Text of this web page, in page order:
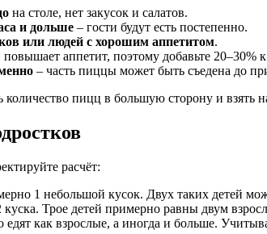
на столе, нет закусок и салатов.
и дольше – гости будут есть постепенно.
или людей с хорошим аппетитом.
повышает аппетит, поэтому добавьте 20–30% к
– часть пиццы может быть съедена до
количество пицц в большую сторону и взять
расчёт:
1 небольшой кусок. Двух таких детей
куска. Трое детей примерно равны двум
едят как взрослые, а иногда и больше.